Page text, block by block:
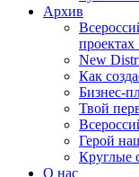
Архив
New
Как
Бизнес-
Твой
Герой
Круглые
О нас